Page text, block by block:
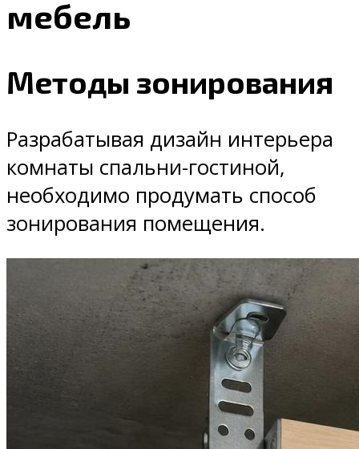
мебель
Методы зонирования
Разрабатывая дизайн интерьера
комнаты спальни-гостиной,
необходимо продумать способ
зонирования помещения.